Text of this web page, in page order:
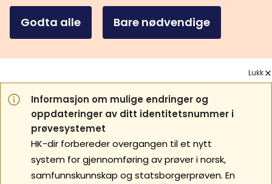
Godta alle Bare nødvendige
Informasjon om mulige endringer og
oppdateringer av ditt identitetsnummer i
prøvesystemet
HK-dir forbereder overgangen til et nytt
system for gjennomføring av prøver i norsk,
samfunnskunnskap og statsborgerprøven. En
Lukk